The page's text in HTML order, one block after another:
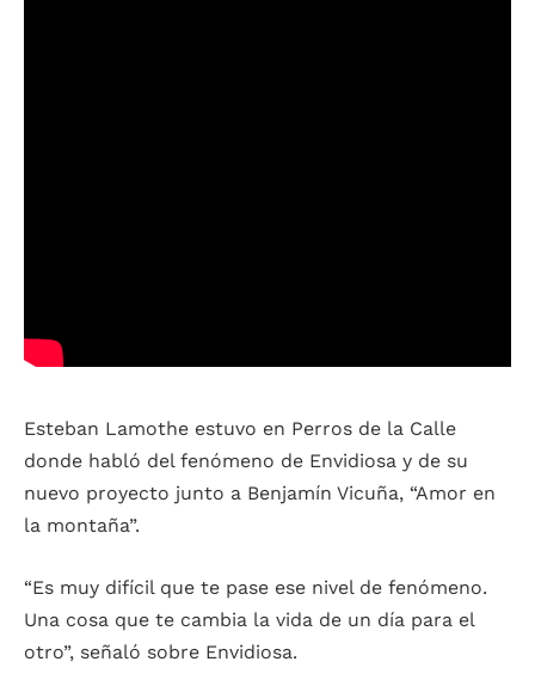
Esteban Lamothe estuvo en Perros de la Calle
donde habló del fenómeno de Envidiosa y de su
nuevo proyecto junto a Benjamín Vicuña, “Amor en
la montaña”.
“Es muy difícil que te pase ese nivel de fenómeno.
Una cosa que te cambia la vida de un día para el
otro”, señaló sobre Envidiosa.